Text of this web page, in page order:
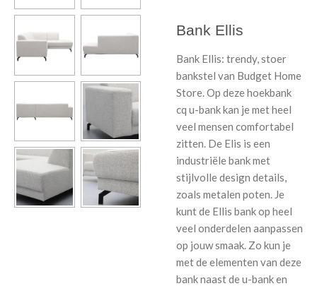
Bank Ellis
Bank Ellis: trendy, stoer
bankstel van Budget Home
Store. Op deze hoekbank
cq u-bank kan je met heel
veel mensen comfortabel
zitten. De Elis is een
industriële bank met
stijlvolle design details,
zoals metalen poten. Je
kunt de Ellis bank op heel
veel onderdelen aanpassen
op jouw smaak. Zo kun je
met de elementen van deze
bank naast de u-bank en